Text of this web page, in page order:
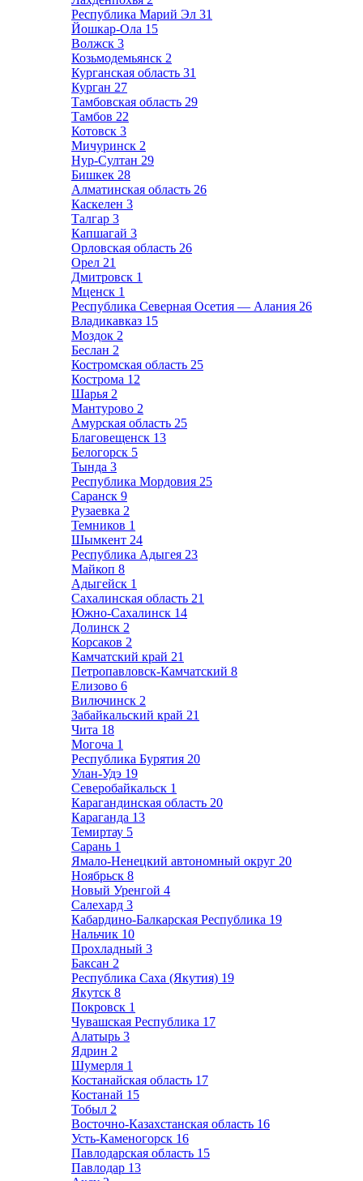
Республика Марий Эл 31
Йошкар-Ола 15
Волжск 3
Козьмодемьянск 2
Курганская область 31
Курган 27
Тамбовская область 29
Тамбов 22
Котовск 3
Мичуринск 2
Нур-Султан 29
Бишкек 28
Алматинская область 26
Каскелен 3
Талгар 3
Капшагай 3
Орловская область 26
Орел 21
Дмитровск 1
Мценск 1
Республика Северная Осетия — Алания 26
Владикавказ 15
Моздок 2
Беслан 2
Костромская область 25
Кострома 12
Шарья 2
Мантурово 2
Амурская область 25
Благовещенск 13
Белогорск 5
Тында 3
Республика Мордовия 25
Саранск 9
Рузаевка 2
Темников 1
Шымкент 24
Республика Адыгея 23
Майкоп 8
Адыгейск 1
Сахалинская область 21
Южно-Сахалинск 14
Долинск 2
Корсаков 2
Камчатский край 21
Петропавловск-Камчатский 8
Елизово 6
Вилючинск 2
Забайкальский край 21
Чита 18
Могоча 1
Республика Бурятия 20
Улан-Удэ 19
Северобайкальск 1
Карагандинская область 20
Караганда 13
Темиртау 5
Сарань 1
Ямало-Ненецкий автономный округ 20
Ноябрьск 8
Новый Уренгой 4
Салехард 3
Кабардино-Балкарская Республика 19
Нальчик 10
Прохладный 3
Баксан 2
Республика Саха (Якутия) 19
Якутск 8
Покровск 1
Чувашская Республика 17
Алатырь 3
Ядрин 2
Шумерля 1
Костанайская область 17
Костанай 15
Тобыл 2
Восточно-Казахстанская область 16
Усть-Каменогорск 16
Павлодарская область 15
Павлодар 13